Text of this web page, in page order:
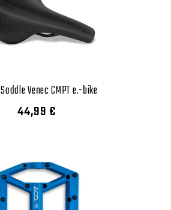
Saddle Venec CMPT e.-bike
44,99 €